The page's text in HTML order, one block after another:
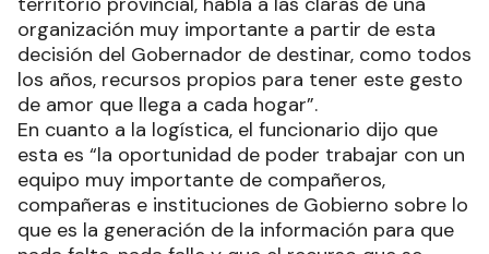
organización muy importante a partir de esta
decisión del Gobernador de destinar, como todos
los años, recursos propios para tener este gesto
de amor que llega a cada hogar”.
En cuanto a la logística, el funcionario dijo que
esta es “la oportunidad de poder trabajar con un
equipo muy importante de compañeros,
compañeras e instituciones de Gobierno sobre lo
que es la generación de la información para que